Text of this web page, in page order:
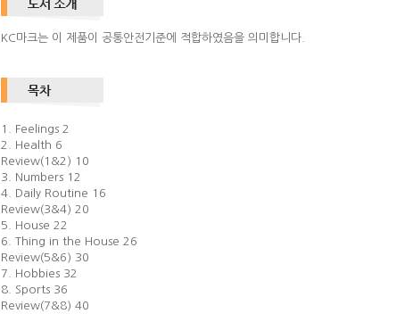
KC마크는 이 제품이 공통안전기준에 적합하였음을 의미합니다.
1. Feelings 2
2. Health 6
Review(1&2) 10
3. Numbers 12
4. Daily Routine 16
Review(3&4) 20
5. House 22
6. Thing in the House 26
Review(5&6) 30
7. Hobbies 32
8. Sports 36
Review(7&8) 40